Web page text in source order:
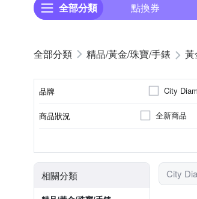
全部分類 點換券
精品/黃金/珠寶/手錶 黃
品牌 City
商品狀況 全新商品
相關分類 City